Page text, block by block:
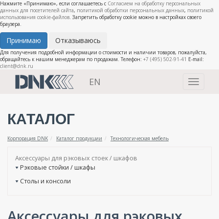
Нажмите «Принимаю», если соглашаетесь с Согласием на обработку персональных
данных для посетителей сайта, политикой обработки персональных данных, политикой
использования cookie-файлов. Запретить обработку cookie можно в настройках своего
браузера.
Принимаю Отказываюсь
Для получения подробной информации о стоимости и наличии товаров, пожалуйста,
обращайтесь к нашим менеджерам по продажам. Телефон: +7 (495) 502-91-41 E-mail:
client@dnk.ru
Toggle
EN
КАТАЛОГ
Корпорация DNK Каталог продукции Технологическая мебель
Аксессуары для рэковых стоек / шкафов
Рэковые стойки / шкафы
Столы и консоли